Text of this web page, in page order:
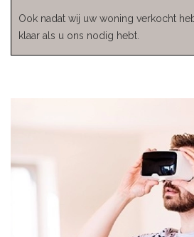
Ook nadat wij uw woning verkocht
klaar als u ons nodig hebt.